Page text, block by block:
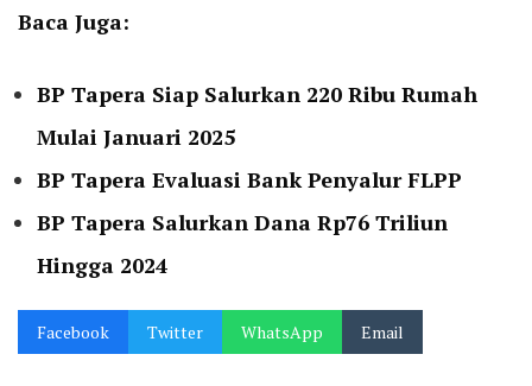
Baca Juga:
BP Tapera Siap Salurkan 220 Ribu Rumah
Mulai Januari 2025
BP Tapera Evaluasi Bank Penyalur FLPP
BP Tapera Salurkan Dana Rp76 Triliun
Hingga 2024
Facebook Twitter WhatsApp Email